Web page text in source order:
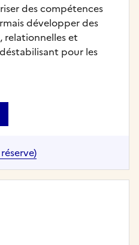
des compétences
développer des
relationnelles et
pour les